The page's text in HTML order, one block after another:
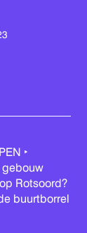
‣
gebouw
Rotsoord?
buurtborrel